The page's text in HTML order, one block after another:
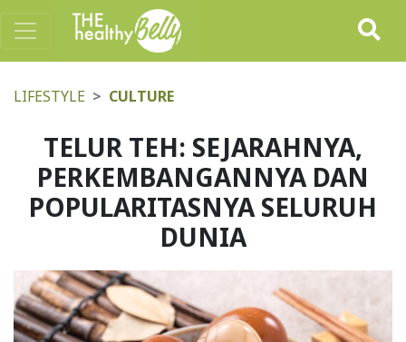
LIFESTYLE CULTURE
TELUR TEH: SEJARAHNYA,
PERKEMBANGANNYA DAN
POPULARITASNYA SELURUH
DUNIA